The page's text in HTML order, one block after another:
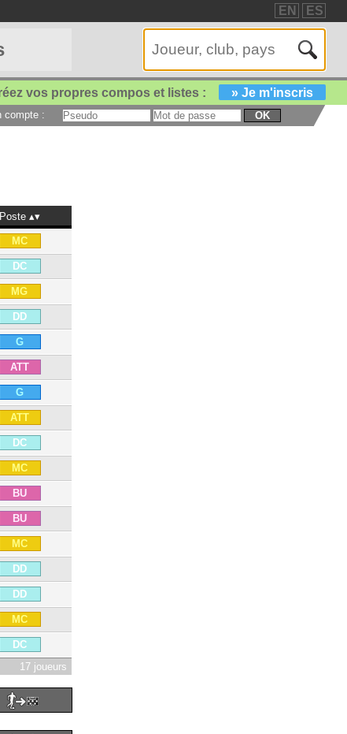
EN ES
vos propres compos et listes : » Je m'inscris
compte : OK
Poste
MC
DC
MG
DD
G
ATT
G
ATT
DC
MC
BU
BU
MC
DD
DD
MC
DC
17 joueurs